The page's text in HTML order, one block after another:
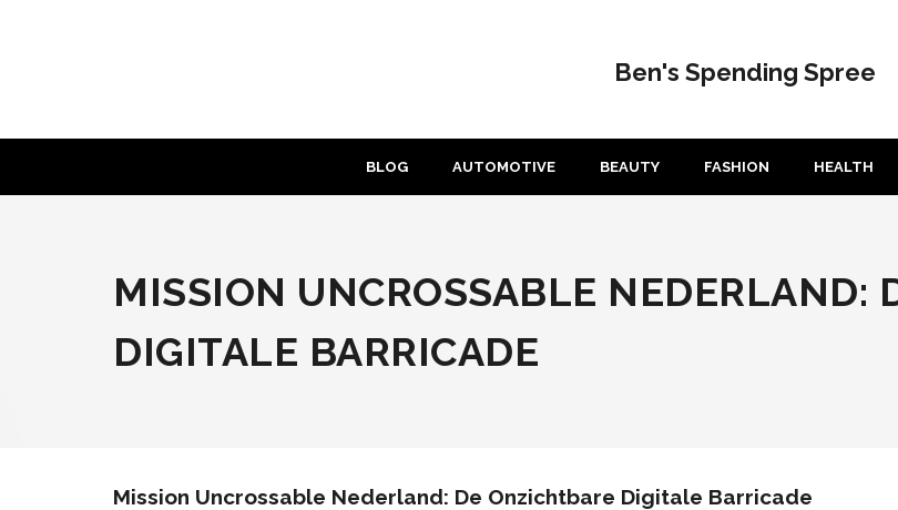
Ben's Spending Spree
BLOG AUTOMOTIVE BEAUTY FASHION HEALTH
MISSION UNCROSSABLE NEDERLAND:
DIGITALE BARRICADE
Mission Uncrossable Nederland: De Onzichtbare Digitale Barricade